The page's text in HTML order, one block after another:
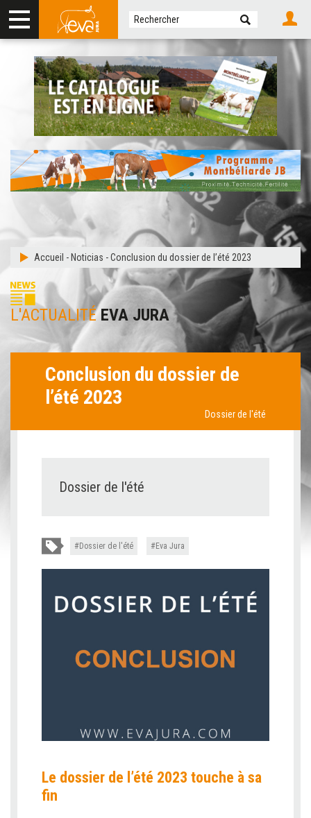
Accueil - Noticias -Conclusion du dossier de l’été 2023
L'ACTUALITÉEVA JURA
Conclusion du dossier de
l’été 2023
Dossier de l'été
Dossier de l'été
Dossier de l'été Eva Jura
Le dossier de l’été 2023 touche à sa
fin